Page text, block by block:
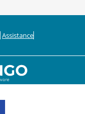
Assistance